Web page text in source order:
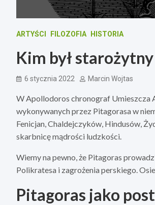
ARTYŚCI FILOZOFIA HISTORIA
Kim był
6 stycznia 2022 Marcin Wojtas
W Apollodoros chronograf Umieszcza
wykonywanych przez Pitagorasa w
Fenicjan, Chaldejczyków, Hindusów,
skarbnicę mądrości ludzkości.
Wiemy na pewno, że Pitagoras
Polikratesa i zagrożenia perskiego.
Pitagoras jako